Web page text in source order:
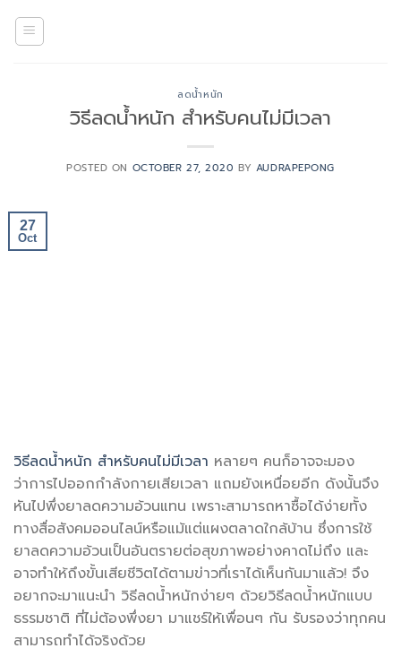
ลดน้ำหนัก
วิธีลดน้ำหนัก สำหรับคนไม่มีเวลา
POSTED ON OCTOBER 27, 2020 BY AUDRAPEPONG
27
Oct
วิธีลดน้ำหนัก สำหรับคนไม่มีเวลา หลายๆ คนก็อาจจะมอง
ว่าการไปออกกำลังกายเสียเวลา แถมยังเหนื่อยอีก ดังนั้นจึง
หันไปพึ่งยาลดความอ้วนแทน เพราะสามารถหาซื้อได้ง่ายทั้ง
ทางสื่อสังคมออนไลน์หรือแม้แต่แผงตลาดใกล้บ้าน ซึ่งการใช้
ยาลดความอ้วนเป็นอันตรายต่อสุขภาพอย่างคาดไม่ถึง และ
อาจทำให้ถึงขั้นเสียชีวิตได้ตามข่าวที่เราได้เห็นกันมาแล้ว! จึง
อยากจะมาแนะนำ วิธีลดน้ำหนักง่ายๆ ด้วยวิธีลดน้ำหนักแบบ
ธรรมชาติ ที่ไม่ต้องพึ่งยา มาแชร์ให้เพื่อนๆ กัน รับรองว่าทุกคน
สามารถทำได้จริงด้วย